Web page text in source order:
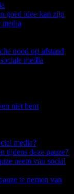
goed idee kan zijn
nood op afstand
media
niet bent
media?
tijdens deze pauze?
neem van social
te nemen van